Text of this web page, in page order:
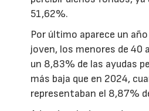
51,62%.
Por último aparece un
joven, los menores de 40
un 8,83% de las ayudas
más baja que en 2024,
representaban el 8,87%